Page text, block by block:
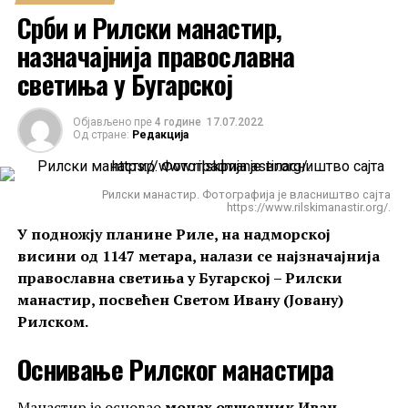
Успенски сабор у Владимиру. Аутор фотографије Mikhey77777
Срби и Рилски манастир,
назначајнија православна
светиња у Бугарској
Објављено пре 4 године 17.07.2022
Од стране: Редакција
Рилски манастир. Фотографија је власништво сајта
https://www.rilskimanastir.org/.
У подножју планине Риле, на надморској
висини од 1147 метара, налази се најзначајнија
православна светиња у Бугарској – Рилски
манастир, посвећен Светом Ивану (Јовану)
Рилском.
Оснивање Рилског манастира